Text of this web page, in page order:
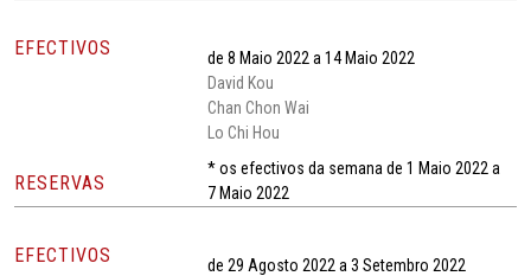
EFECTIVOS
de 8 Maio 2022 a 14 Maio 2022
David Kou
Chan Chon Wai
Lo Chi Hou
RESERVAS
* os efectivos da semana de 1 Maio 2022 a
7 Maio 2022
EFECTIVOS
de 29 Agosto 2022 a 3 Setembro 2022